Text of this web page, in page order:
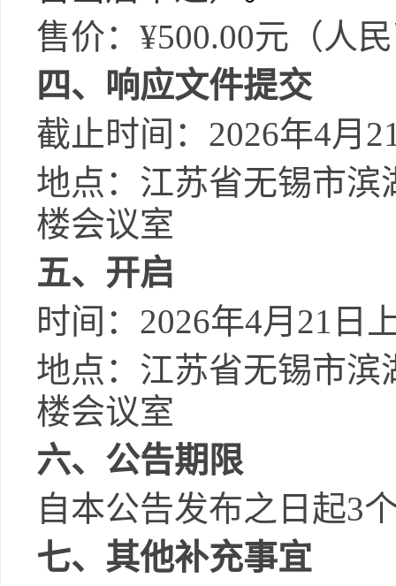
售价： ¥500.00元（人
四、响应文件提交
截止时间： 2026年4月
地点：江苏省无锡市滨
楼会议室
五、开启
时间： 2026年4月21日
地点：江苏省无锡市滨
楼会议室
六、公告期限
自本公告发布之日起3
七、其他补充事宜